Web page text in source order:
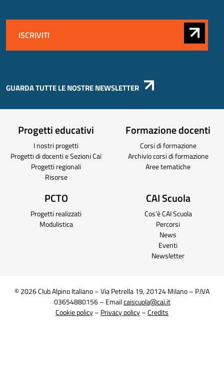
GUARDA TUTTE LE NOSTRE NEWSLETTER
Progetti educativi
I nostri progetti
Progetti di docenti e Sezioni Cai
Progetti regionali
Risorse
Formazione docenti
Corsi di formazione
Archivio corsi di formazione
Aree tematiche
PCTO
Progetti realizzati
Modulistica
CAI Scuola
Cos’è CAI Scuola
Percorsi
News
Eventi
Newsletter
© 2026 Club Alpino Italiano – Via Petrella 19, 20124 Milano – P.IVA
03654880156 – Emailcaiscuola@cai.it
Cookie policy– Privacy policy–Credits